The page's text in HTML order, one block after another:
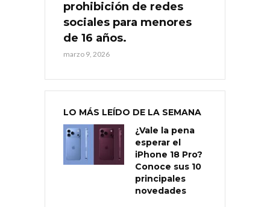
prohibición de redes
sociales para menores
de 16 años.
marzo 9, 2026
LO MÁS LEÍDO DE LA SEMANA
¿Vale la pena
esperar el
iPhone 18 Pro?
Conoce sus 10
principales
novedades